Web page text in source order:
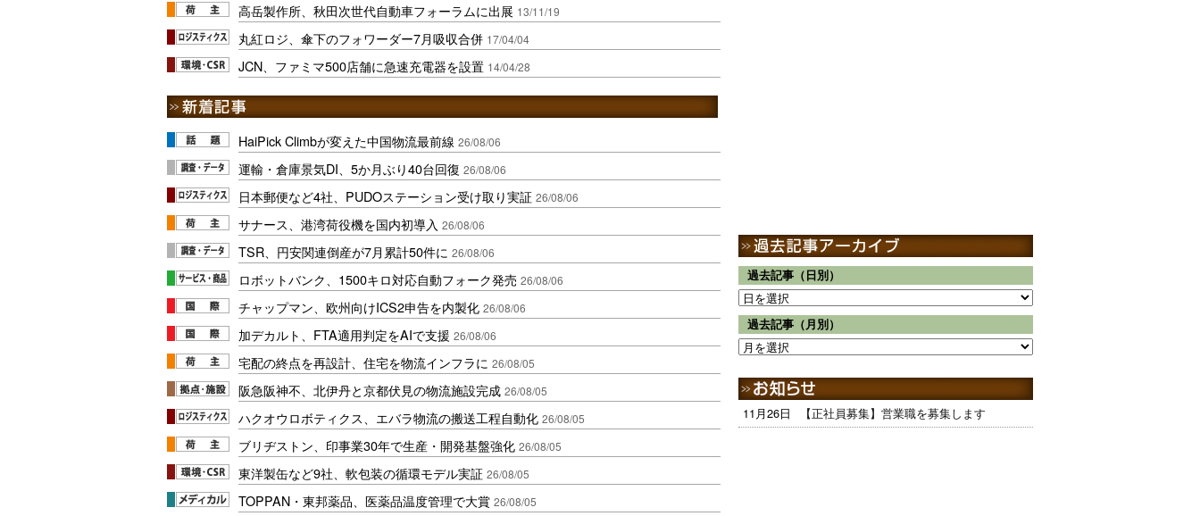
高岳製作所、秋田次世代自動車フォーラムに出展 13/11/19
丸紅ロジ、傘下のフォワーダー7月吸収合併 17/04/04
JCN、ファミマ500店舗に急速充電器を設置 14/04/28
HaiPick Climbが変えた中国物流最前線 26/08/06
運輸・倉庫景気DI、5か月ぶり40台回復 26/08/06
日本郵便など4社、PUDOステーション受け取り実証 26/08/06
サナース、港湾荷役機を国内初導入 26/08/06
TSR、円安関連倒産が7月累計50件に 26/08/06
ロボットバンク、1500キロ対応自動フォーク発売 26/08/06
チャップマン、欧州向けICS2申告を内製化 26/08/06
加デカルト、FTA適用判定をAIで支援 26/08/06
宅配の終点を再設計、住宅を物流インフラに 26/08/05
阪急阪神不、北伊丹と京都伏見の物流施設完成 26/08/05
ハクオウロボティクス、エバラ物流の搬送工程自動化 26/08/05
ブリヂストン、印事業30年で生産・開発基盤強化 26/08/05
東洋製缶など9社、軟包装の循環モデル実証 26/08/05
TOPPAN・東邦薬品、医薬品温度管理で大賞 26/08/05
過去記事（日別）
過去記事（月別）
11月26日 【正社員募集】営業職を募集します